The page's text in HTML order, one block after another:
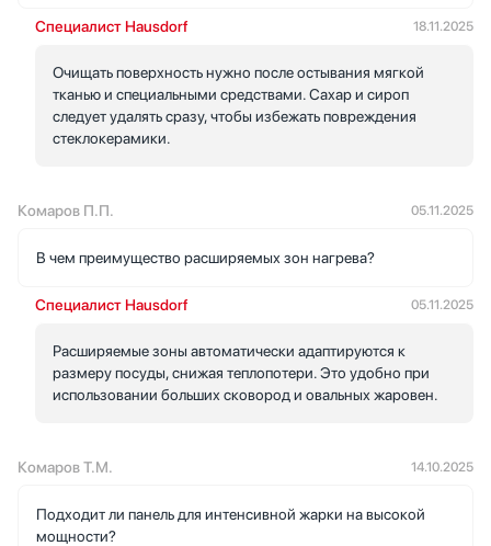
Специалист Hausdorf 18.11.2025
Очищать поверхность нужно после остывания мягкой
тканью и специальными средствами. Сахар и сироп
следует удалять сразу, чтобы избежать повреждения
стеклокерамики.
Комаров П.П. 05.11.2025
В чем преимущество расширяемых зон нагрева?
Специалист Hausdorf 05.11.2025
Расширяемые зоны автоматически адаптируются к
размеру посуды, снижая теплопотери. Это удобно при
использовании больших сковород и овальных жаровен.
Комаров Т.М. 14.10.2025
Подходит ли панель для интенсивной жарки на высокой
мощности?